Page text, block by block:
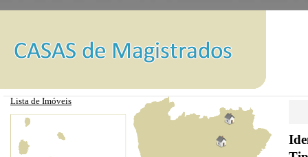
Lista de Imóveis